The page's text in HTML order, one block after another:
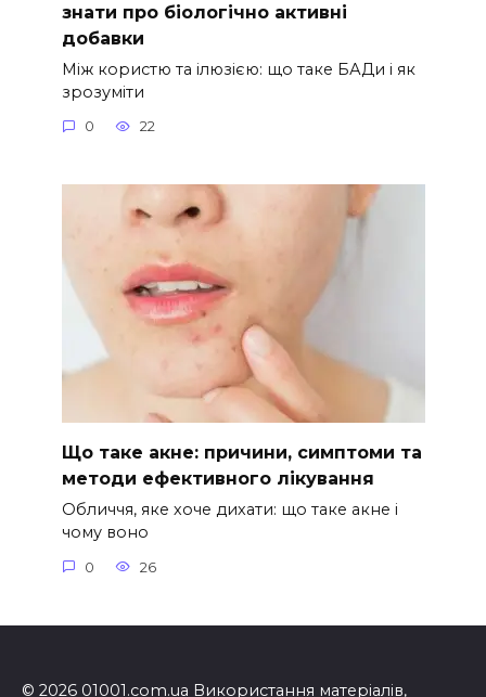
знати про біологічно активні
добавки
Між користю та ілюзією: що таке БАДи і як
зрозуміти
0 22
Що таке акне: причини, симптоми та
методи ефективного лікування
Обличчя, яке хоче дихати: що таке акне і
чому воно
0 26
© 2026 01001.com.ua Використання матеріалів,